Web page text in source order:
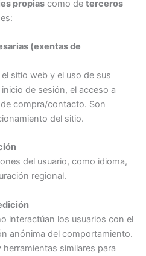
propias como de terceros
(exentas de
sitio web y el uso de sus
de sesión, el acceso a
compra/contacto. Son
del sitio.
del usuario, como idioma,
regional.
interactúan los usuarios con el
anónima del comportamiento.
similares para